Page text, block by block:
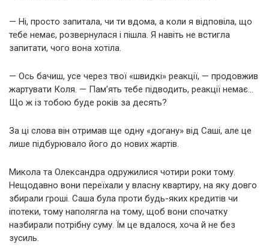
— Ні, просто запитала, чи ти вдома, а коли я відповіла, що
тебе немає, розвернулася і пішла. Я навіть не встигла
запитати, чого вона хотіла.
— Ось бачиш, усе через твої «швидкі» реакції, — продовжив
жартувати Коля. — Пам’ять тебе підводить, реакції немає…
Що ж із тобою буде років за десять?
За ці слова він отримав ще одну «догану» від Саші, але це
лише підбурювало його до нових жартів.
Микола та Олександра одружилися чотири роки тому.
Нещодавно вони переїхали у власну квартиру, на яку довго
збирали гроші. Саша була проти будь-яких кредитів чи
іпотеки, тому наполягла на тому, щоб вони спочатку
назбирали потрібну суму. Їм це вдалося, хоча й не без
зусиль.